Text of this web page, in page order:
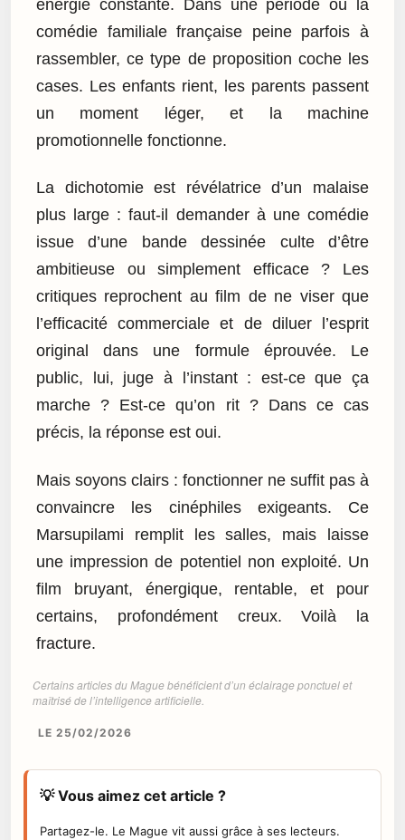
énergie constante. Dans une période où la
comédie familiale française peine parfois à
rassembler, ce type de proposition coche les
cases. Les enfants rient, les parents passent
un moment léger, et la machine
promotionnelle fonctionne.
La dichotomie est révélatrice d’un malaise
plus large : faut-il demander à une comédie
issue d’une bande dessinée culte d’être
ambitieuse ou simplement efficace ? Les
critiques reprochent au film de ne viser que
l’efficacité commerciale et de diluer l’esprit
original dans une formule éprouvée. Le
public, lui, juge à l’instant : est-ce que ça
marche ? Est-ce qu’on rit ? Dans ce cas
précis, la réponse est oui.
Mais soyons clairs : fonctionner ne suffit pas à
convaincre les cinéphiles exigeants. Ce
Marsupilami remplit les salles, mais laisse
une impression de potentiel non exploité. Un
film bruyant, énergique, rentable, et pour
certains, profondément creux. Voilà la
fracture.
Certains articles du Mague bénéficient d’un éclairage ponctuel et
maîtrisé de l’intelligence artificielle.
LE 25/02/2026
💡 Vous aimez cet article ?
Partagez-le. Le Mague vit aussi grâce à ses lecteurs.